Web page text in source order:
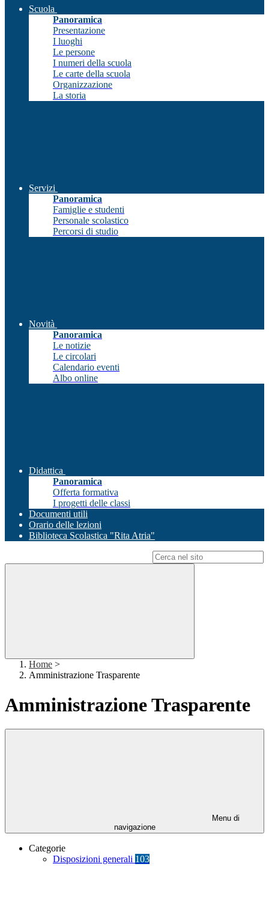
Scuola
Panoramica
Presentazione
I luoghi
Le persone
I numeri della scuola
Le carte della scuola
Organizzazione
La storia
Servizi
Panoramica
Famiglie e studenti
Personale scolastico
Percorsi di studio
Novità
Panoramica
Le notizie
Le circolari
Calendario eventi
Albo online
Didattica
Panoramica
Offerta formativa
I progetti delle classi
Documenti utili
Orario delle lezioni
Biblioteca Scolastica "Rita Atria"
Home >
Amministrazione Trasparente
Amministrazione Trasparente
Menu di
navigazione
Categorie
Disposizioni generali 103